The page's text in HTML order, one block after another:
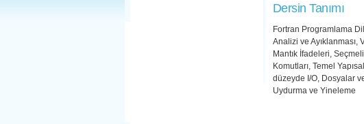
Dersin Tanımı
Fortran Programlama
Analizi ve Ayıklanması,
Mantık İfadeleri, Seçmeli
Komutları, Temel
düzeyde I/O, Dosyalar
Uydurma ve Yineleme